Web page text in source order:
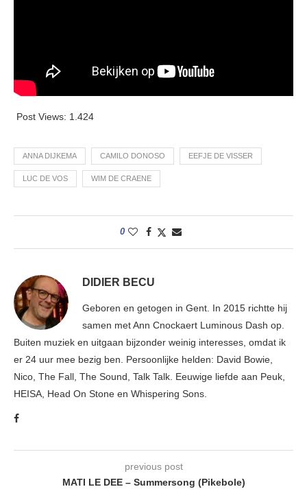
Post Views: 1.424
ANNA DIJKEMA CAMILO DONOSO EEFJE DE VISSER
LUC DE VOS WIM DE CRAENE
0
DIDIER BECU
Geboren en getogen in Gent. In 2015 richtte hij
samen met Ann Cnockaert Luminous Dash op.
Buiten muziek en uitgaan bijzonder weinig interesses, omdat ik
er 24 uur mee bezig ben. Persoonlijke helden: David Bowie,
Nico, The Fall, The Sound, Talk Talk. Eeuwige liefde aan Peuk,
HEISA, Head On Stone en Whispering Sons.
previous post
MATI LE DEE – Summersong (Pikebole)